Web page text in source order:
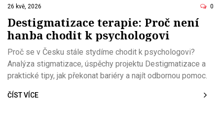
26 kvě, 2026 0
Destigmatizace terapie: Proč není
hanba chodit k psychologovi
Proč se v Česku stále stydíme chodit k psychologovi?
Analýza stigmatizace, úspěchy projektu Destigmatizace a
praktické tipy, jak překonat bariéry a najít odbornou pomoc.
ČÍST VÍCE